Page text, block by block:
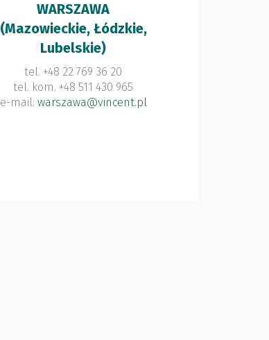
WARSZAWA
(Mazowieckie, Łódzkie,
Lubelskie)
tel. +48 22 769 36 20
tel. kom. +48 511 430 965
e-mail: warszawa@vincent.pl